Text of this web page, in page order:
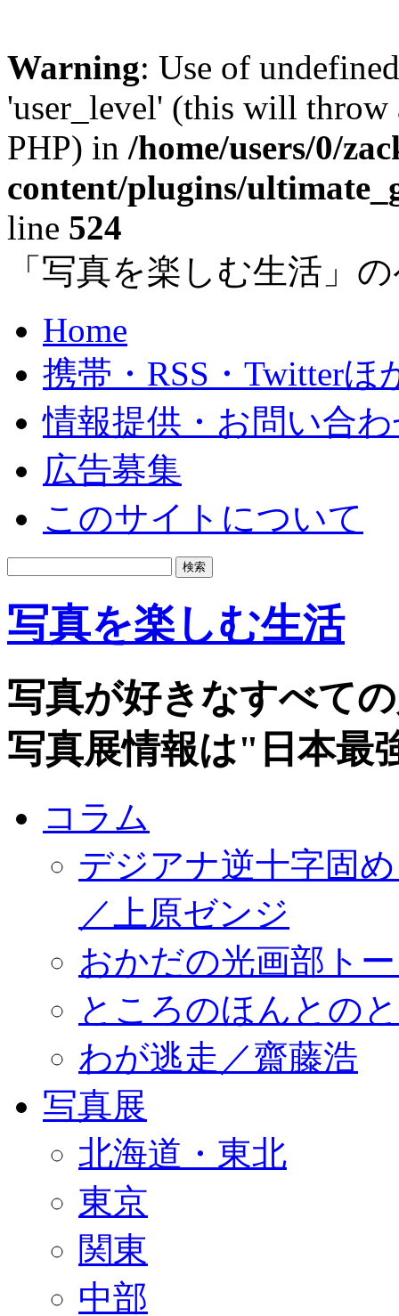
Warning: Use of
'user_level' (this will
PHP) in /home/users/0/
content/plugins/
line 524
「写真を楽しむ生活」
Home
携帯・RSS・Twitterほ
情報提供・お問い合
広告募集
このサイトについて
写真を楽しむ生活
写真が好きなすべて
写真展情報は"日本最
コラム
デジアナ逆十字固
／上原ゼンジ
おかだの光画部ト
ところのほんとの
わが逃走／齋藤浩
写真展
北海道・東北
東京
関東
中部